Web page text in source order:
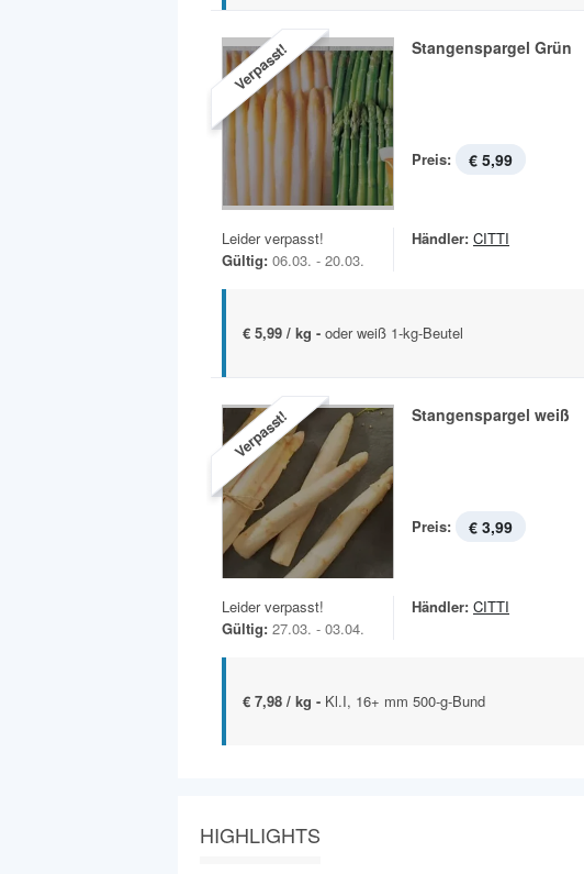
Verpasst! Stangenspargel Grün
Preis: € 5,99
Leider verpasst!
Gültig: 06.03. - 20.03.
Händler: CITTI
€ 5,99 / kg - oder weiß 1-kg-Beutel
Verpasst! Stangenspargel weiß
Preis: € 3,99
Leider verpasst!
Gültig: 27.03. - 03.04.
Händler: CITTI
€ 7,98 / kg - Kl.I, 16+ mm 500-g-Bund
HIGHLIGHTS